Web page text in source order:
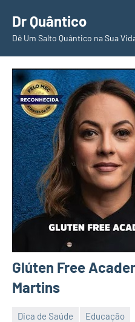
para
conteúdo
Dr Quântico
Dê Um Salto Quântico na Sua
Glúten Free
Martins
Dica de Saúde Educação